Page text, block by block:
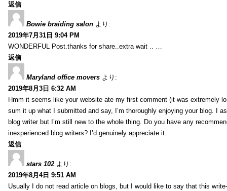
返信
Bowie braiding salon より:
2019年7月31日 9:04 PM
WONDERFUL Post.thanks for share..extra wait .. …
返信
Maryland office movers より:
2019年8月3日 6:32 AM
Hmm it seems like your website ate my first comment (it was extremely
sum it up what I submitted and say, I’m thoroughly enjoying your blog. I
blog writer but I’m still new to the whole thing. Do you have any
inexperienced blog writers? I’d genuinely appreciate it.
返信
stars 102 より:
2019年8月4日 9:51 AM
Usually I do not read article on blogs, but I would like to say that this